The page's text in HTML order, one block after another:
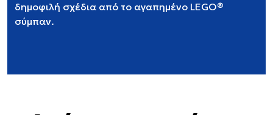
δημοφιλή σχέδια από το αγαπημένο LEGO®
σύμπαν.